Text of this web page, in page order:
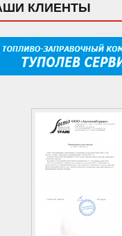
КЛИЕНТЫ